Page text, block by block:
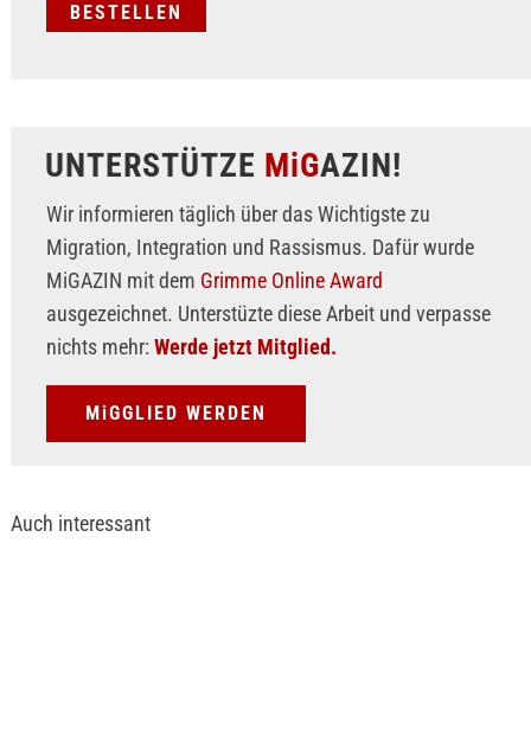
UNTERSTÜTZE MiGAZIN!
Wir informieren täglich über das Wichtigste zu
Migration, Integration und Rassismus. Dafür wurde
MiGAZIN mit dem Grimme Online Award
ausgezeichnet. Unterstüzte diese Arbeit und verpasse
nichts mehr: Werde jetzt Mitglied.
MiGGLIED WERDEN
Auch interessant